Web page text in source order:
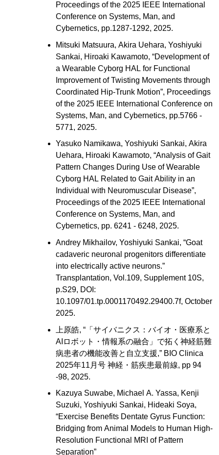
Proceedings of the 2025 IEEE International
Conference on Systems, Man, and
Cybernetics, pp.1287-1292, 2025.
Mitsuki Matsuura, Akira Uehara, Yoshiyuki
Sankai, Hiroaki Kawamoto, “Development of
a Wearable Cyborg HAL for Functional
Improvement of Twisting Movements through
Coordinated Hip-Trunk Motion”, Proceedings
of the 2025 IEEE International Conference on
Systems, Man, and Cybernetics, pp.5766 -
5771, 2025.
Yasuko Namikawa, Yoshiyuki Sankai, Akira
Uehara, Hiroaki Kawamoto, “Analysis of Gait
Pattern Changes During Use of Wearable
Cyborg HAL Related to Gait Ability in an
Individual with Neuromuscular Disease”,
Proceedings of the 2025 IEEE International
Conference on Systems, Man, and
Cybernetics, pp. 6241 - 6248, 2025.
Andrey Mikhailov, Yoshiyuki Sankai, “Goat
cadaveric neuronal progenitors differentiate
into electrically active neurons.”
Transplantation, Vol.109, Supplement 10S,
p.S29, DOI:
10.1097/01.tp.0001170492.29400.7f, October
2025.
上原皓, “「サイバニクス：バイオ・医療系と
AIロボット・情報系の融合」で拓く神経筋難
病患者の機能改善と自立支援,” BIO Clinica
2025年11月号 神経・筋疾患最前線, pp 94
-98, 2025.
Kazuya Suwabe, Michael A. Yassa, Kenji
Suzuki, Yoshiyuki Sankai, Hideaki Soya,
“Exercise Benefits Dentate Gyrus Function:
Bridging from Animal Models to Human High-
Resolution Functional MRI of Pattern
Separation”